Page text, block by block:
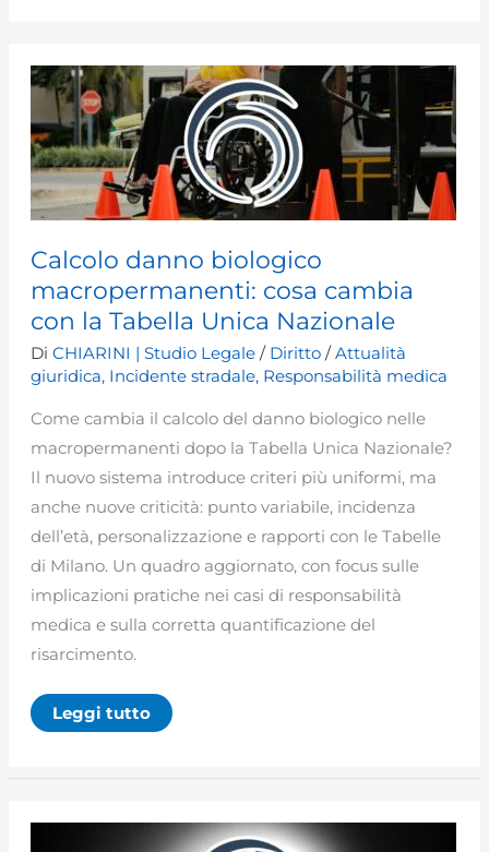
Calcolo danno biologico
macropermanenti: cosa cambia
con la Tabella Unica Nazionale
DiCHIARINI | Studio Legale/ Diritto /Attualità
giuridica, Incidente stradale, Responsabilità medica
Come cambia il calcolo del danno biologico nelle
macropermanenti dopo la Tabella Unica Nazionale?
Il nuovo sistema introduce criteri più uniformi, ma
anche nuove criticità: punto variabile, incidenza
dell’età, personalizzazione e rapporti con le Tabelle
di Milano. Un quadro aggiornato, con focus sulle
implicazioni pratiche nei casi di responsabilità
medica e sulla corretta quantificazione del
risarcimento.
Calcolo
danno
cosa
la
Leggi tutto